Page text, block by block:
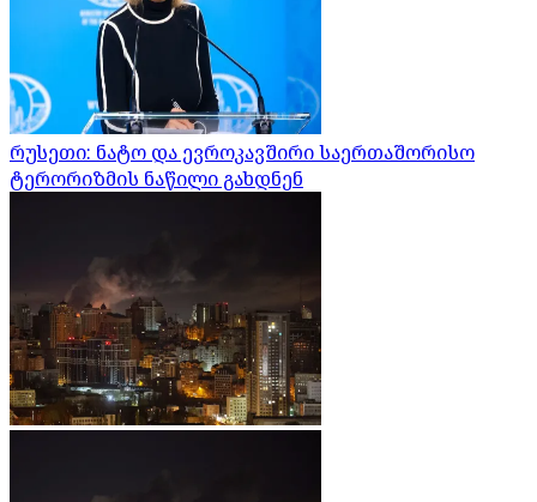
რუსეთი: ნატო და ევროკავშირი საერთაშორისო
ტერორიზმის ნაწილი გახდნენ